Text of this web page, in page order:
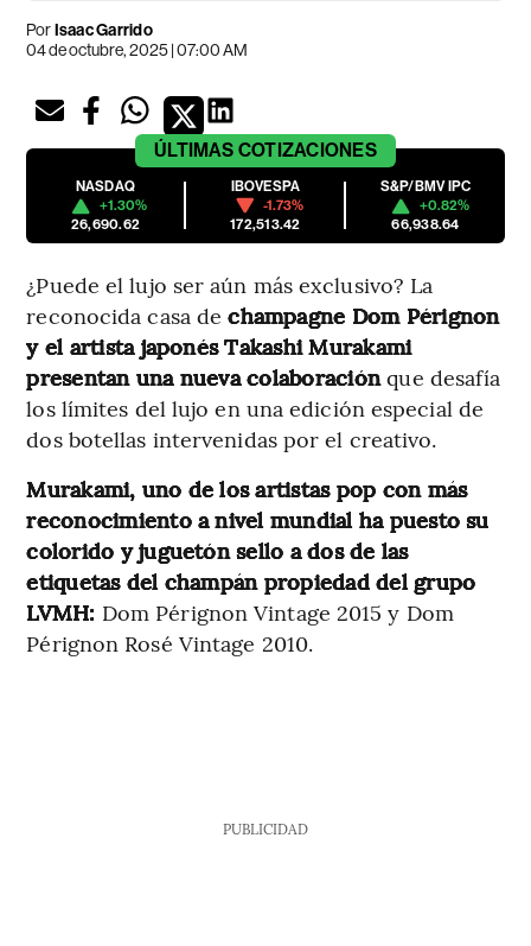
PorIsaac Garrido
04 de octubre, 2025 | 07:00 AM
ÚLTIMAS COTIZACIONES
NASDAQ
+1.30%
26,690.62
IBOVESPA
-1.73%
172,513.42
S&P/BMV IPC
+0.82%
66,938.64
¿Puede el lujo ser aún más exclusivo? La
reconocida casa dechampagne Dom Pérignon
y el artista japonés Takashi Murakami
presentan una nueva colaboraciónque desafía
los límites del lujo en una edición especial de
dos botellas intervenidas por el creativo.
Murakami, uno de los artistas pop con más
reconocimiento a nivel mundial ha puesto su
colorido y juguetón sello a dos de las
etiquetas del champán propiedad del grupo
LVMH: Dom Pérignon Vintage 2015 y Dom
Pérignon Rosé Vintage 2010.
PUBLICIDAD